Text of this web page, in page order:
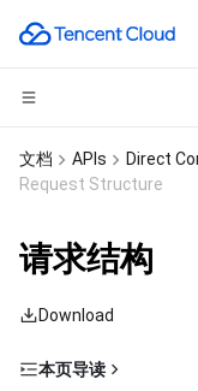
CDN与边缘平台
边缘安全加速平台
内容分发网络 CDN
全站加速网络
DDoS 防护
计算
云服务器
轻量应用服务器
裸金属云服务器
边缘计算
边缘计算机器
高性能计算
批量计算
容器
文档 APIs Direct
Request Structure
请求结构
Download
本页导读